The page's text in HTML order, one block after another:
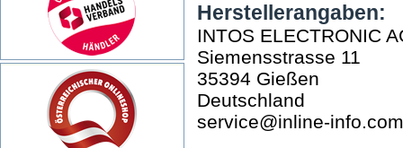
Herstellerangaben:
INTOS ELECTRONIC
Siemensstrasse 11
35394 Gießen
Deutschland
service@inline-info.com